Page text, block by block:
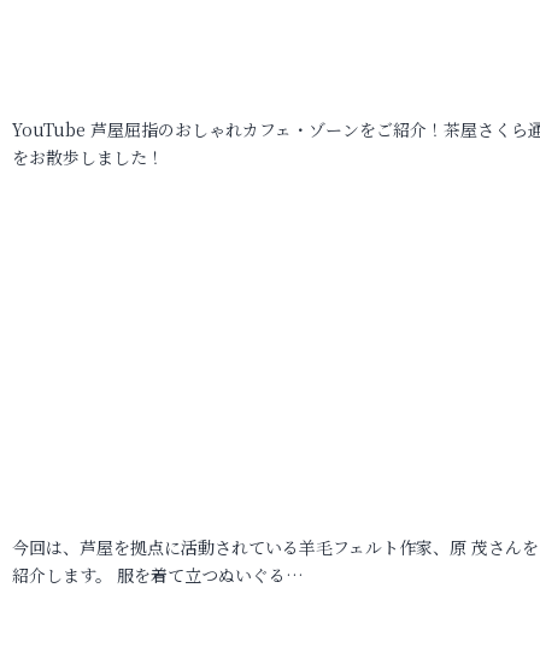
YouTube 芦屋屈指のおしゃれカフェ・ゾーンをご紹介！茶屋さくら
をお散歩しました！
今回は、芦屋を拠点に活動されている羊毛フェルト作家、原 茂さん
紹介します。 服を着て立つぬいぐる…